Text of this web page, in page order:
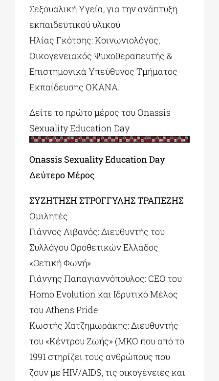
Σεξουαλική Υγεία, για την ανάπτυξη
εκπαιδευτικού υλικού
Ηλίας Γκότσης: Κοινωνιολόγος,
Οικογενειακός Ψυχοθεραπευτής &
Επιστημονικά Υπεύθυνος Τμήματος
Εκπαίδευσης ΟΚΑΝΑ.
Δείτε το πρώτο μέρος του Onassis
Sexuality Education Day
Οnassis Sexuality Education Day
Δεύτερο Μέρος
ΣΥΖΗΤΗΣΗ ΣΤΡΟΓΓΥΛΗΣ ΤΡΑΠΕΖΗΣ
Ομιλητές
Γιάννος Λιβανός: Διευθυντής του
Συλλόγου Οροθετικών Ελλάδος
«Θετική Φωνή»
Γιάννης Παπαγιαννόπουλος: CEO του
Homo Evolution και Ιδρυτικό Μέλος
του Athens Pride
Κωστής Χατζημωράκης: Διευθυντής
του «Κέντρου Ζωής» (ΜΚΟ που από το
1991 στηρίζει τους ανθρώπους που
ζουν με HIV/AIDS, τις οικογένειες και